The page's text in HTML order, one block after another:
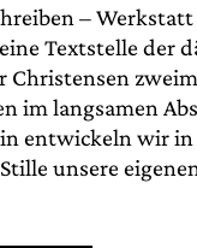
– Werkstatt
Textstelle der
Christensen
im langsamen
entwickeln wir
unsere